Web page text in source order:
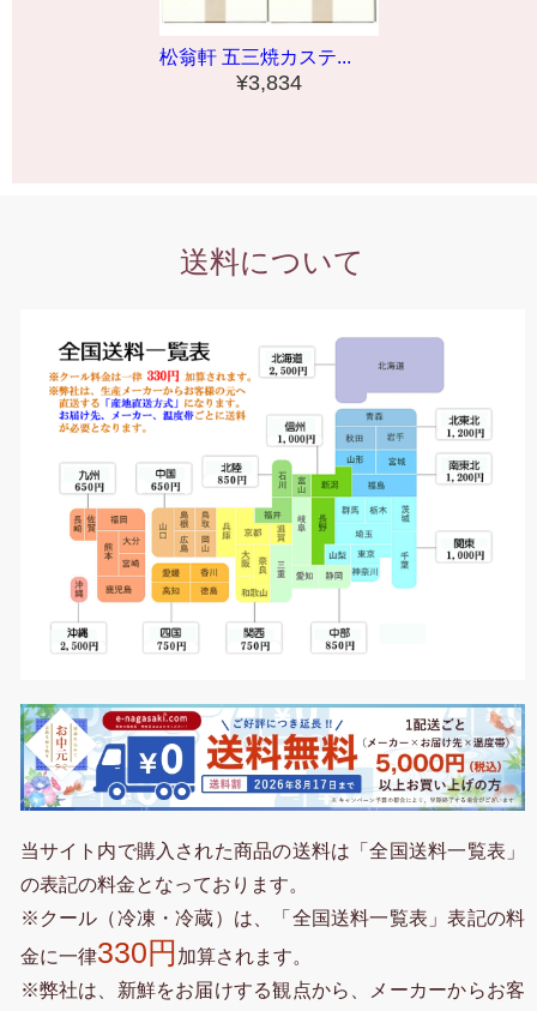
松翁軒 五三焼カステ...
¥3,834
送料について
当サイト内で購入された商品の送料は「全国送料一覧表」
の表記の料金となっております。
※クール（冷凍・冷蔵）は、「全国送料一覧表」表記の料
金に一律330円 加算されます。
※弊社は、新鮮をお届けする観点から、メーカーからお客